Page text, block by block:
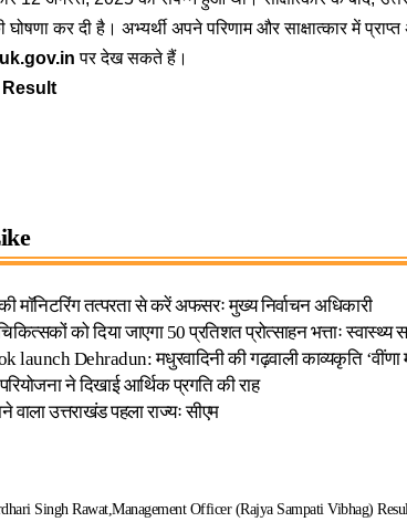
घोषणा कर दी है । अभ्यर्थी अपने परिणाम और साक्षात्कार में
पर देख सकते हैं ।
Result
मॉनिटरिंग तत्परता से करें अफसरः मुख्य निर्वाचन अधिकारी
को दिया जाएगा 50 प्रतिशत प्रोत्साहन भत्ताः स्वास्थ्य
Dehradun: मधुरवादिनी की गढ़वाली काव्यकृति ‘वींणा
ने दिखाई आर्थिक प्रगति की राह
वाला उत्तराखंड पहला राज्यः सीएम
Singh Rawat Management Officer (Rajya Sampati Vibhag)